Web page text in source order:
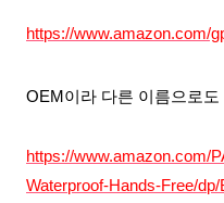
https://www.amazon.com/
OEM이라 다른 이름으로도
https://www.amazon.com/
Waterproof-Hands-Free/